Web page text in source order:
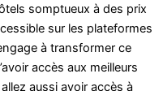
somptueux à des prix
sur les plateformes
à transformer ce
accès aux meilleurs
aussi avoir accès à